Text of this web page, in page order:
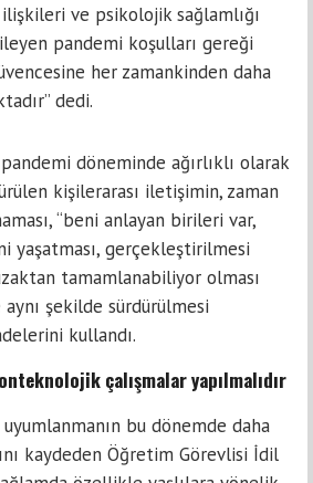
ve psikolojik sağlamlığı
pandemi koşulları gereği
her zamankinden daha
dedi.
döneminde ağırlıklı olarak
kişilerarası iletişimin, zaman
“beni anlayan birileri var,
yaşatması, gerçekleştirilmesi
tamamlanabiliyor olması
şekilde sürdürülmesi
kullandı.
çalışmalar yapılmalıdır
bu dönemde daha
kaydeden Öğretim Görevlisi İdil